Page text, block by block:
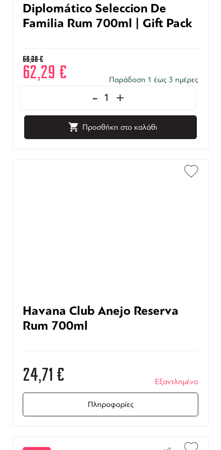
Diplomático Seleccion De
Familia Rum 700ml | Gift Pack
68,08€
62,29 € Παράδοση 1 έως 3 ημέρες
- +
Προσθήκη στο καλάθι
Havana Club Anejo Reserva
Rum 700ml
24,71 € Εξαντλημένο
Πληροφορίες